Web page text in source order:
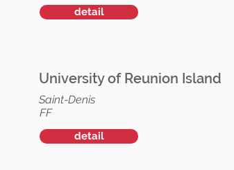
detail
University of Reunion Island
Saint-Denis
FF
detail